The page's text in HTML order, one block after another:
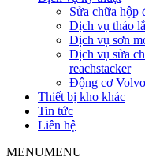
Sửa chữa hộp
Dịch vụ tháo
Dịch vụ sơn
Dịch vụ sửa
reachstacker
Động cơ
Thiết bị kho khác
Tin tức
Liên hệ
MENUMENU